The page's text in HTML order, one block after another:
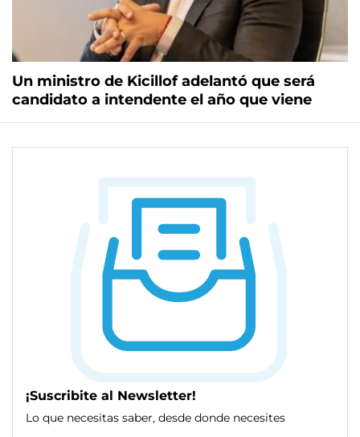
Un ministro de Kicillof adelantó que será
candidato a intendente el año que viene
¡Suscribite al Newsletter!
Lo que necesitas saber, desde donde necesites